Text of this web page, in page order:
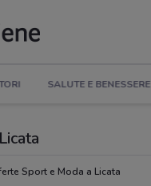
SALUTE E BENESSERE
Sport e Moda a Licata